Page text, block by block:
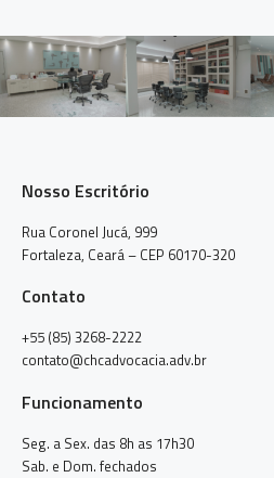
Nosso Escritório
Rua Coronel Jucá, 999
Fortaleza, Ceará – CEP 60170-320
Contato
+55 (85) 3268-2222
contato@chcadvocacia.adv.br
Funcionamento
Seg. a Sex. das 8h as 17h30
Sab. e Dom. fechados